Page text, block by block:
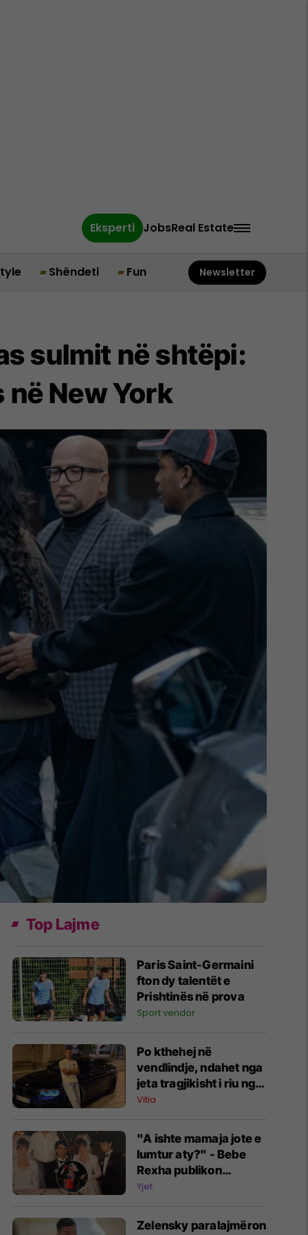
Eksperti JobsReal Estate
Shëndeti Fun Newsletter
sulmit në shtëpi:
New York
Top Lajme
Paris Saint-Germaini
fton dy talentët e
Prishtinës në prova
Sport vendor
Po kthehej në
vendlindje, ndahet nga
jeta tragjikisht i riu nga
Vitia
Vitia
"A ishte mamaja jote e
lumtur aty?" - Bebe
Rexha publikon
fotografi të rralla nga
prindërve të saj por
Yjet
Zelensky paralajmëron